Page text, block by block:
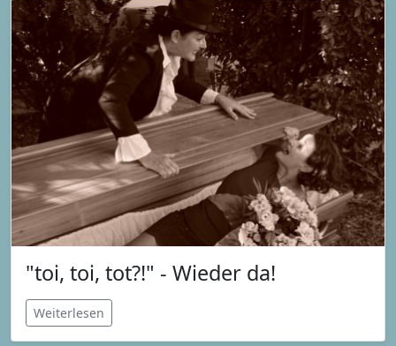
"toi, toi, tot?!" - Wieder da!
Weiterlesen